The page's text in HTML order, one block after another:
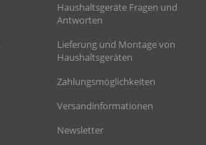
Haushaltsgeräte Fragen und
Antworten
Lieferung und Montage von
Haushaltsgeräten
Zahlungsmöglichkeiten
Versandinformationen
Newsletter